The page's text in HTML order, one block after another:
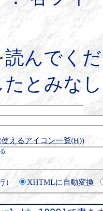
読んでく
たとみな
使えるアイコン一覧(H))
）
XHTMLに自動変換